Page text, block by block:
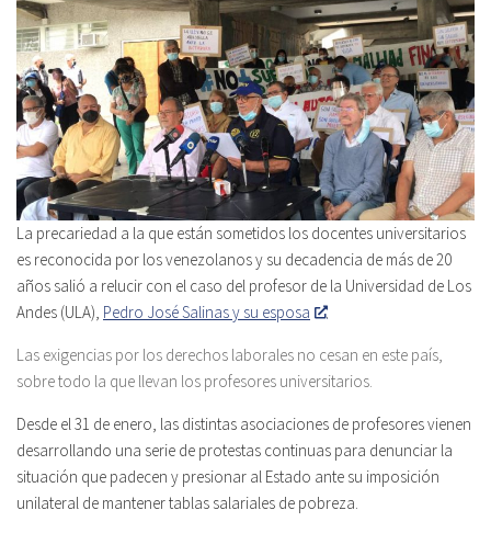
La precariedad a la que están sometidos los docentes universitarios
es reconocida por los venezolanos y su decadencia de más de 20
años salió a relucir con el caso del profesor de la Universidad de Los
Andes (ULA), Pedro José Salinas y su esposa .
Las exigencias por los derechos laborales no cesan en este país,
sobre todo la que llevan los profesores universitarios.
Desde el 31 de enero, las distintas asociaciones de profesores vienen
desarrollando una serie de protestas continuas para denunciar la
situación que padecen y presionar al Estado ante su imposición
unilateral de mantener tablas salariales de pobreza.